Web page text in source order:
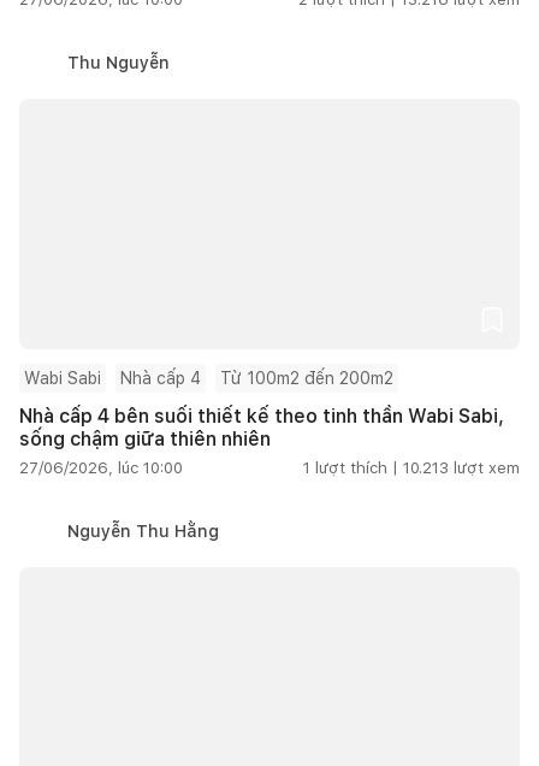
Thu Nguyễn
Wabi Sabi Nhà cấp 4 Từ 100m2 đến 200m2
Nhà cấp 4 bên suối thiết kế theo tinh thần Wabi Sabi,
sống chậm giữa thiên nhiên
27/06/2026, lúc 10:00 1 lượt thích | 10.213 lượt xem
Nguyễn Thu Hằng